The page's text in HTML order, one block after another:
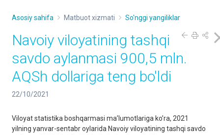
Asosiy sahifa Matbuot xizmati So'nggi yangiliklar
Navoiy viloyatining tashqi
savdo aylanmasi 900,5 mln.
АQSh dollariga teng bo'ldi
22/10/2021
Viloyat statistika boshqarmasi maʼlumotlariga koʼra, 2021
yilning yanvar-sentabr oylarida Navoiy viloyatining tashqi savdo